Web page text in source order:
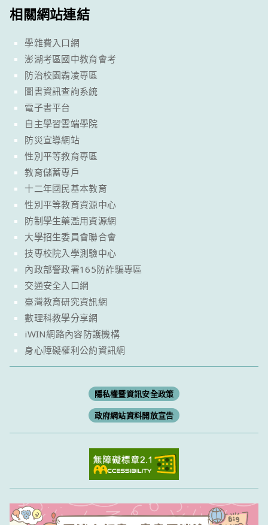
相關網站連結
學雜費入口網
澎湖考區國中教育會考
防治校園霸凌專區
圖書資訊查詢系統
電子書平台
自主學習雲端學院
防災宣導網站
性別平等教育專區
教育儲蓄專戶
十二年國民基本教育
性別平等教育資源中心
防制學生藥濫用資源網
大學招生委員會聯合會
技專校院入學測驗中心
內政部警政署165防詐騙專區
交通安全入口網
臺灣教育研究資訊網
數理科教學分享網
iWIN網路內容防護機構
身心障礙權利公約資訊網
隱私權暨資訊安全政策
政府網站資料開放宣告